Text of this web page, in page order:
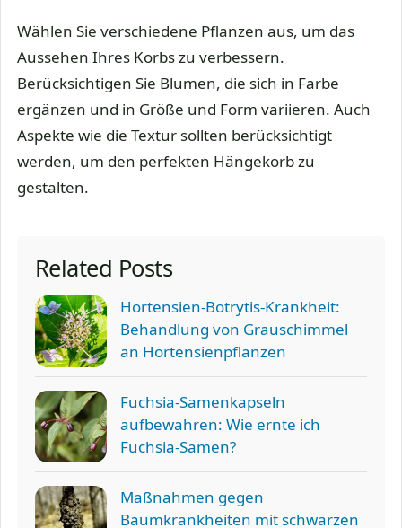
Wählen Sie verschiedene Pflanzen aus, um das
Aussehen Ihres Korbs zu verbessern.
Berücksichtigen Sie Blumen, die sich in Farbe
ergänzen und in Größe und Form variieren. Auch
Aspekte wie die Textur sollten berücksichtigt
werden, um den perfekten Hängekorb zu
gestalten.
Related Posts
Hortensien-Botrytis-Krankheit:
Behandlung von Grauschimmel
an Hortensienpflanzen
Fuchsia-Samenkapseln
aufbewahren: Wie ernte ich
Fuchsia-Samen?
Maßnahmen gegen
Baumkrankheiten mit schwarzen